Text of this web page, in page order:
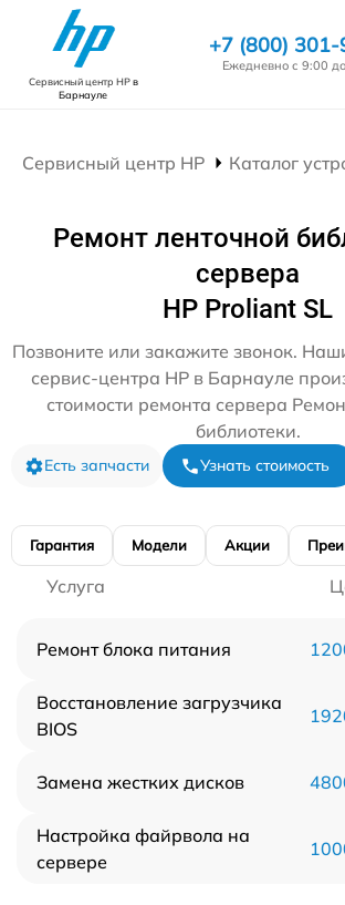
Сервисный центр HPв
Барнауле
+7 (800)
Ежедневно с 9:00
Сервисный центр HP Каталог
Ремонт ленточной
сервера
HP Proliant SL
Позвоните или закажите звонок.
сервис-центра HP в Барнауле
стоимости ремонта сервера
библиотеки.
Есть запчасти Узнать стоимость
Гарантия Модели Акции
Услуга
Ремонт блока питания
Восстановление загрузчика
BIOS
Замена жестких дисков
Настройка файрвола на
сервере